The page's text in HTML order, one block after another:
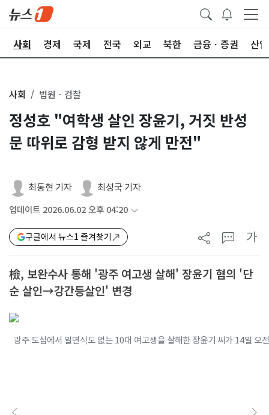
사회 경제 국제 전국 외교 북한 금융ㆍ증권 산업
사회 법원ㆍ검찰
정성호 "여학생 살인 장윤기, 거짓 반성
문 따위로 감형 받지 않게 만전"
최동현 기자 최성국 기자
업데이트 2026.06.02 오후 04:20
구글에서 뉴스1 즐겨찾기 가
檢, 보완수사 통해 '광주 여고생 살해' 장윤기 혐의 '단
순 살인→강간등살인' 변경
광주 도심에서 일면식도 없는 10대 여고생을 살해한 장윤기 씨가 14일